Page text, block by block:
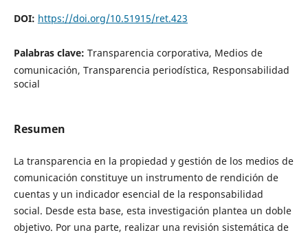
DOI: https://doi.org/10.51915/ret.423
Palabras clave: Transparencia corporativa, Medios de
comunicación, Transparencia periodística, Responsabilidad
social
Resumen
La transparencia en la propiedad y gestión de los medios de
comunicación constituye un instrumento de rendición de
cuentas y un indicador esencial de la responsabilidad
social. Desde esta base, esta investigación plantea un doble
objetivo. Por una parte, realizar una revisión sistemática de